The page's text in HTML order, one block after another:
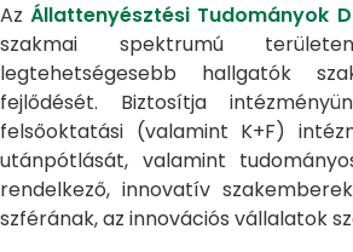
AzÁllattenyésztési Tudományok
szakmai spektrumú
legtehetségesebb hallgatók
fejlődését. Biztosítja
felsőoktatási (valamint K+F)
utánpótlását, valamint
rendelkező, innovatív
szférának, az innovációs vállalatok